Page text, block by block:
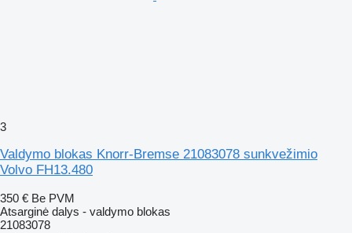
3
Valdymo blokas Knorr-Bremse 21083078 sunkvežimio
Volvo FH13.480
350 € Be PVM
Atsarginė dalys - valdymo blokas
21083078